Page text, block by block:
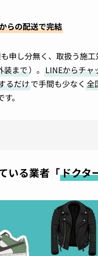
らの配送で完結
申し分無く、取扱う施
装まで）。 LINEからチャ
るだけで手間も少なく 全
。
いる業者「ドクタ